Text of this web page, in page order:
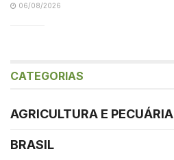
06/08/2026
CATEGORIAS
AGRICULTURA E PECUÁRIA
BRASIL